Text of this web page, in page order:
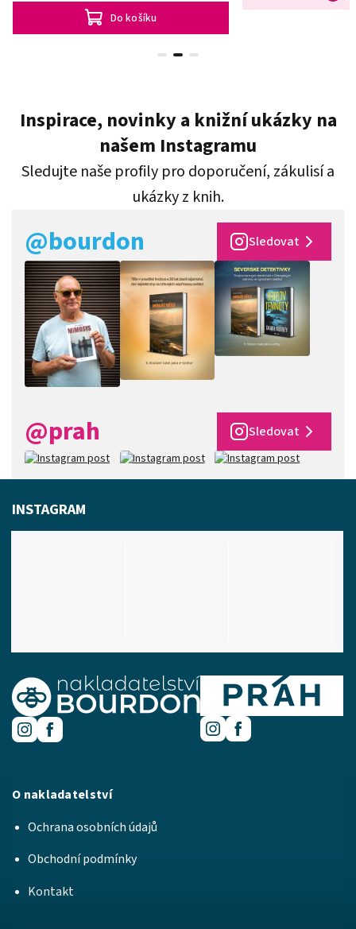
Do košíku
Inspirace, novinky a knižní ukázky na
našem Instagramu
Sledujte naše profily pro doporučení, zákulisí a
ukázky z knih.
@bourdon Sledovat
@prah Sledovat
O nakladatelství
Ochrana osobních údajů
Obchodní podmínky
Kontakt
INSTAGRAM